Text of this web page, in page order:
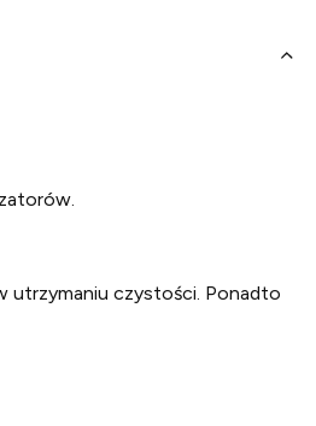
utrzymaniu czystości. Ponadto